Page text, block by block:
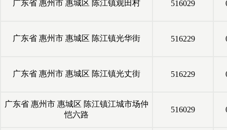
广东省 惠州市 惠城区 陈江镇观田村 516029
广东省 惠州市 惠城区 陈江镇光华街 516229
广东省 惠州市 惠城区 陈江镇光丈街 516229
广东省 惠州市 惠城区 陈江镇江城市场仲
恺六路
516029